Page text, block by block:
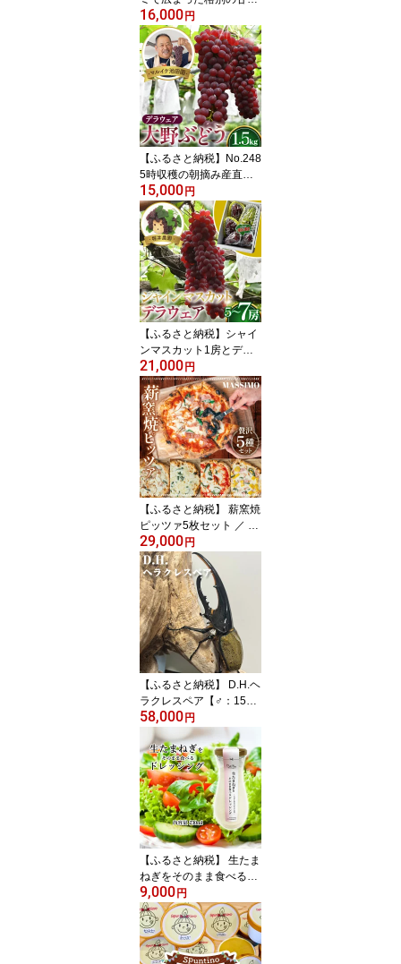
さ】堀井農園大野ぶどう
（デラウェア）1.8kg / 高
糖度 葡萄 ブドウ 果物 フ
ルーツ 国産 送料無料 大
阪府 No.252
16,000円
【ふるさと納税】No.248
5時収穫の朝摘み産直
【マルイケ池田園】大野
ぶどう（デラウェア）1.
5kg / 高糖度 葡萄 ブドウ
果物 フルーツ 国産 送料
無料 大阪府
15,000円
【ふるさと納税】シャイ
ンマスカット1房とデラ
ウエアの詰め合わせ / 皮
ごと食べられる 甘い セ
ット 果物 果実 フルーツ
ブドウ ぶどう 葡萄 送料
無料 大阪府 No.310
21,000円
【ふるさと納税】 薪窯焼
ピッツァ5枚セット ／ ピ
ザ 窯焼き セット 自家製
マルゲリータ クワトロフ
ォルマッジ 惣菜 おかず
冷凍食品 国産小麦 ピザ
窯焼きピザ 冷凍セット
お取り寄せグルメ トウモ
ロコシ ハム 人気 トマト
チーズ No.322
29,000円
【ふるさと納税】 D.H.ヘ
ラクレスペア【♂：150m
m台/♀：フリーサイズ】
／ ヘラクレスオオカブト
成虫 ペア 昆虫 大型カブ
トムシ 飼育 観察 昆虫好
き 飼育セット 生体 標本
夏休み 自由研究 子ども
休日 昆虫グッズ 昆虫採
集 ブリード インセクト
No.231
58,000円
【ふるさと納税】 生たま
ねぎをそのまま食べるド
レッシング1本 ／ 生ドレ
ッシング 生玉ねぎ タマ
ネギ 玉ねぎ 玉葱 国産 非
加熱 非加熱製法 調味料
ソース サラダ 野菜 ロー
9,000円